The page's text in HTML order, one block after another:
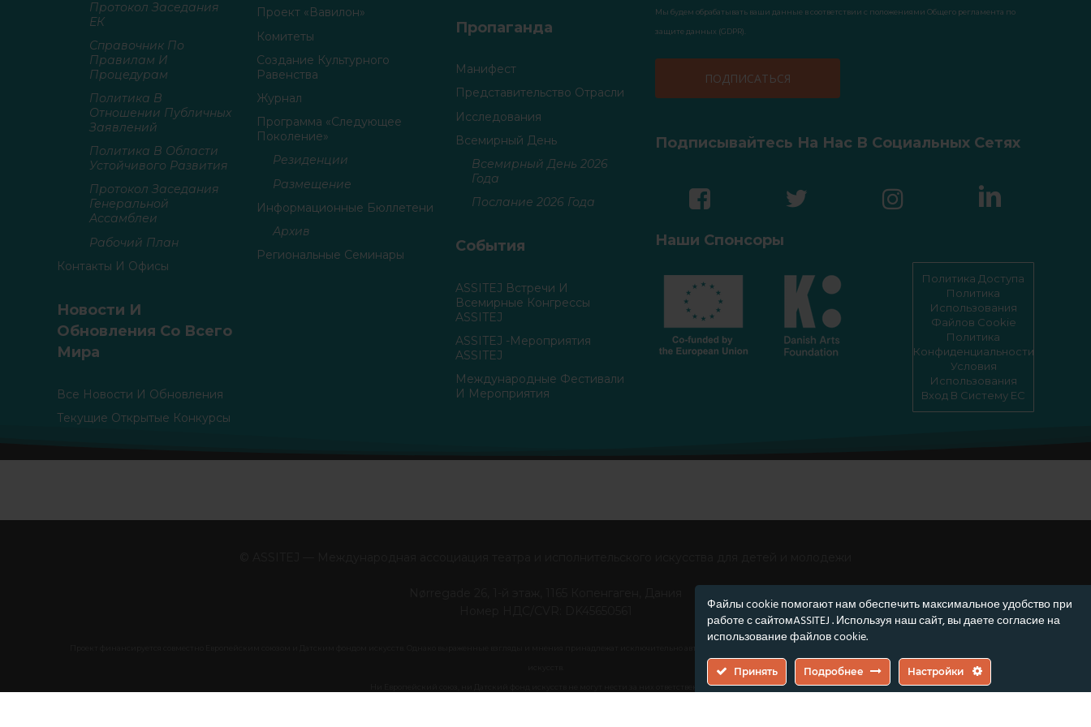
Протокол Заседания
ЕК
Справочник По
Правилам И
Процедурам
Политика В
Отношении Публичных
Заявлений
Политика В Области
Устойчивого Развития
Протокол Заседания
Генеральной
Ассамблеи
Рабочий План
Контакты И Офисы
Новости И
Обновления Со Всего
Мира
Все Новости И Обновления
Текущие Открытые Конкурсы
Проект «Вавилон»
Комитеты
Создание Культурного
Равенства
Журнал
Программа «Следующее
Поколение»
Резиденции
Размещение
Информационные Бюллетени
Архив
Региональные Семинары
Пропаганда
Манифест
Представительство Отрасли
Исследования
Всемирный День
Всемирный День 2026
Года
Послание 2026 Года
События
ASSITEJ Встречи И
Всемирные Конгрессы
ASSITEJ
ASSITEJ -мероприятия
ASSITEJ
Международные Фестивали
И Мероприятия
Мы будем обрабатывать ваши данные в соответствии с положениями Общего регламента по
защите данных (GDPR).
Подписывайтесь На Нас В Социальных Сетях
Наши Спонсоры
Политика Доступа
Политика
Использования
Файлов Cookie
Политика
Конфиденциальности
Условия
Использования
Вход В Систему EC
Ни Европейский союз, ни Датский фонд искусств не могут нести за них ответственность.
Файлы cookie помогают нам обеспечить максимальное удобство при
работе с сайтомASSITEJ . Используя наш сайт, вы даете согласие на
использование файлов cookie.
Принять Подробнее Настройки